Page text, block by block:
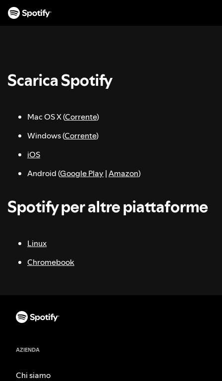
Scarica Spotify
Mac OS X (Corrente)
Windows (Corrente)
iOS
Android (Google Play |Amazon)
Spotify per altre piattaforme
Linux
Chromebook
AZIENDA
Chi siamo